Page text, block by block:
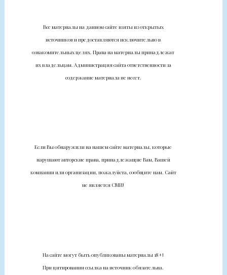
Все материалы на данном сайте взяты из открытых
источников и предоставляются исключительно в
ознакомительных целях. Права на материалы принадлежат
их владельцам. Администрация сайта ответственности за
содержание материала не несет.
Если Вы обнаружили на нашем сайте материалы, которые
нарушают авторские права, принадлежащие Вам, Вашей
компании или организации, пожалуйста, сообщите нам. Сайт
не является СМИ!
На сайте могут быть опубликованы материалы 18+!
При цитировании ссылка на источник обязательна.